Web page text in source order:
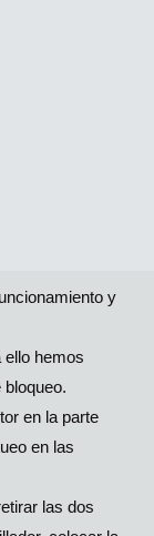
y
hemos
en la parte
en las
las dos